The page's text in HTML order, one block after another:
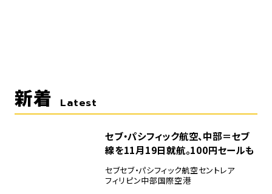
新着 Latest
セブ・パシフィック航空、中部＝セブ
線を11月19日就航。100円セールも
セブセブ・パシフィック航空セントレア
フィリピン中部国際空港